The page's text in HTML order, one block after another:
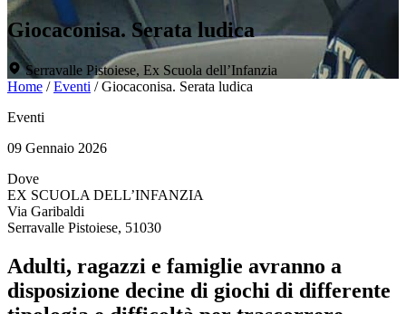
Giocaconisa. Serata ludica
Serravalle Pistoiese, Ex Scuola dell’Infanzia
Home /Eventi /Giocaconisa. Serata ludica
Eventi
09 Gennaio 2026
Dove
EX SCUOLA DELL’INFANZIA
Via Garibaldi
Serravalle Pistoiese, 51030
Adulti, ragazzi e famiglie avranno a
disposizione decine di giochi di differente